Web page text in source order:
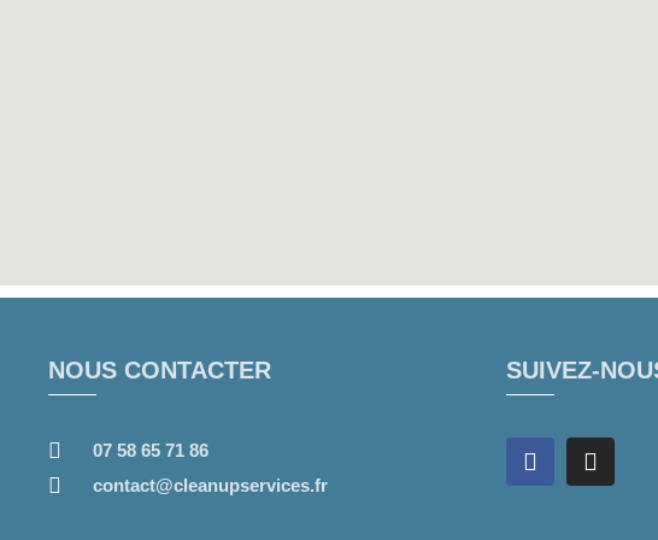
NOUS CONTACTER
07 58 65 71 86
contact@cleanupservices.fr
SUIVEZ-